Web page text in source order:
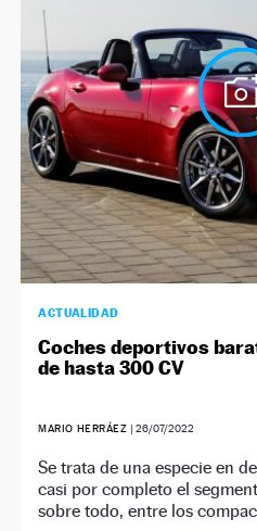
ACTUALIDAD
Coches deportivos
de hasta 300 CV
MARIO HERRÁEZ | 26/07/2022
Se trata de una especie en
casi por completo el
sobre todo, entre los